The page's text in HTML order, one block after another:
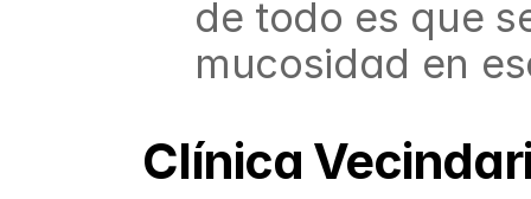
de todo es que
mucosidad en
Clínica